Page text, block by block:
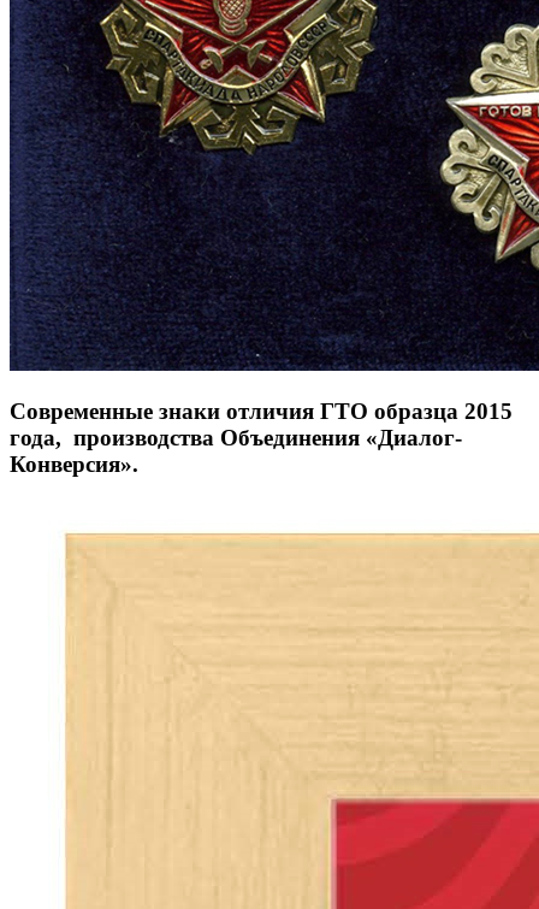
Современные знаки отличия ГТО образца 2015
года, производства Объединения «Диалог-
Конверсия».